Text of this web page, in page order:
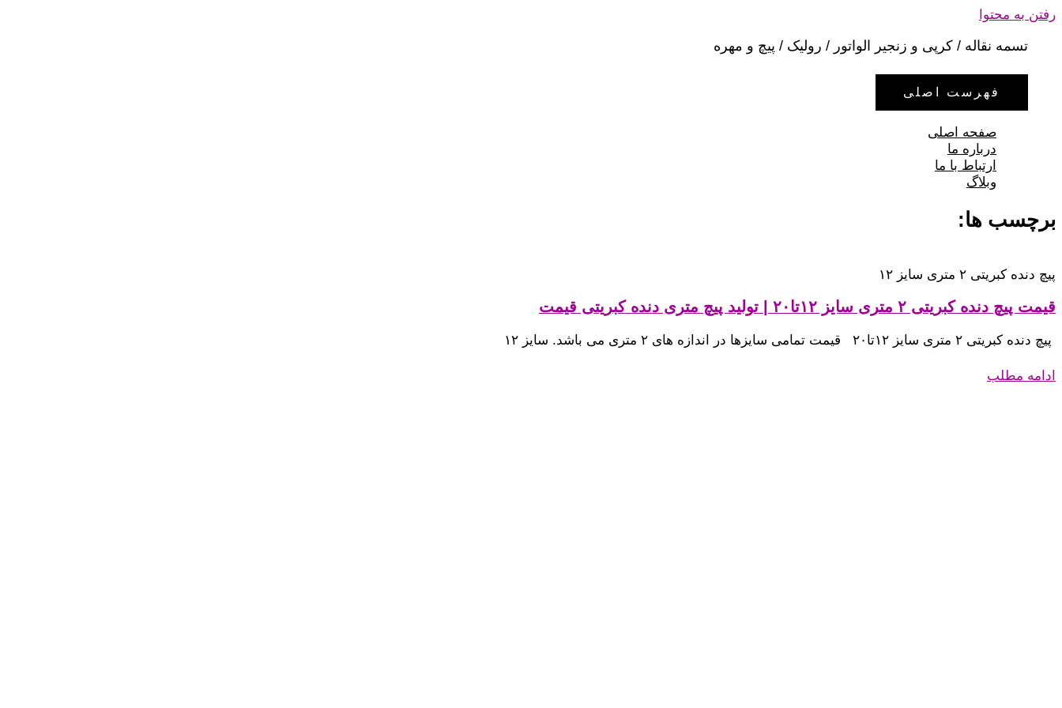
رفتن به محتوا
تسمه نقاله / کرپی و زنجیر الواتور / رولیک / پیچ و مهره
فهرست اصلی
صفحه اصلی
درباره ما
ارتباط با ما
وبلاگ
برچسب ها:
پیچ دنده کبریتی ۲ متری سایز ۱۲
قیمت پیچ دنده کبریتی ۲ متری سایز ۱۲تا۲۰ | تولید پیچ متری دنده کبریتی قیمت
پیچ دنده کبریتی ۲ متری سایز ۱۲تا۲۰ قیمت تمامی سایزها در اندازه های ۲ متری می باشد. سایز ۱۲
ادامه مطلب